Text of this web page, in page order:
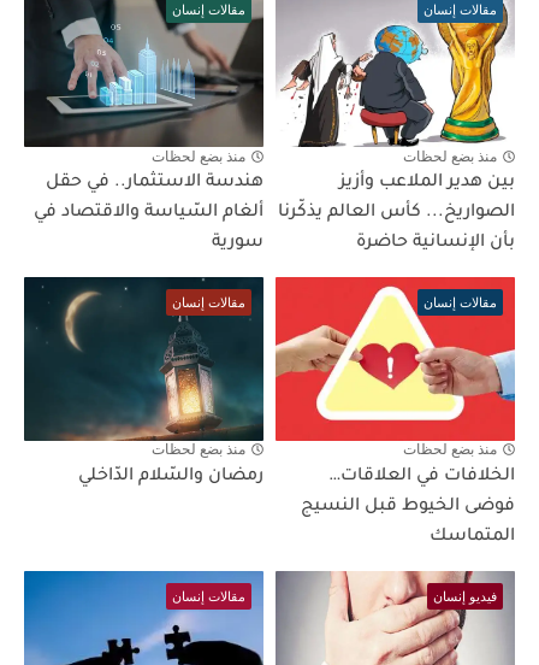
مقالات إنسان
منذ بضع لحظات
بين هدير الملاعب وأزيز
الصواريخ... كأس العالم يذكّرنا
بأن الإنسانية حاضرة
مقالات إنسان
منذ بضع لحظات
هندسة الاستثمار.. في حقل
ألغام السّياسة والاقتصاد في
سورية
مقالات إنسان
منذ بضع لحظات
الخلافات في العلاقات…
فوضى الخيوط قبل النسيج
المتماسك
مقالات إنسان
منذ بضع لحظات
رمضان والسّلام الدّاخلي
فيديو إنسان مقالات إنسان